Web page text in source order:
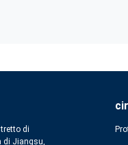
di
di Jiangsu,